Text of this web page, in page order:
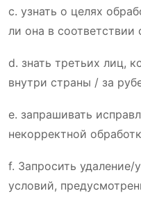
c. узнать о целях
ли она в соответствии
d. знать третьих лиц,
внутри страны / за
e. запрашивать
некорректной
f. Запросить
условий,